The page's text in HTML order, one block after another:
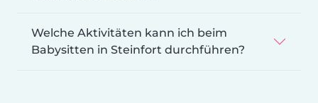
Welche Aktivitäten kann ich beim
Babysitten in Steinfort durchführen?